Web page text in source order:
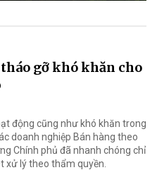
gỡ khó khăn cho
động cũng như khó khăn trong
doanh nghiệp Bán hàng theo
Chính phủ đã nhanh chóng chỉ
xử lý theo thẩm quyền.